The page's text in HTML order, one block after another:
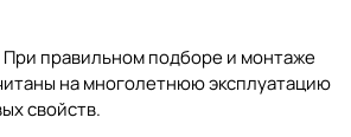
При правильном подборе и монтаже
на многолетнюю эксплуатацию
свойств.